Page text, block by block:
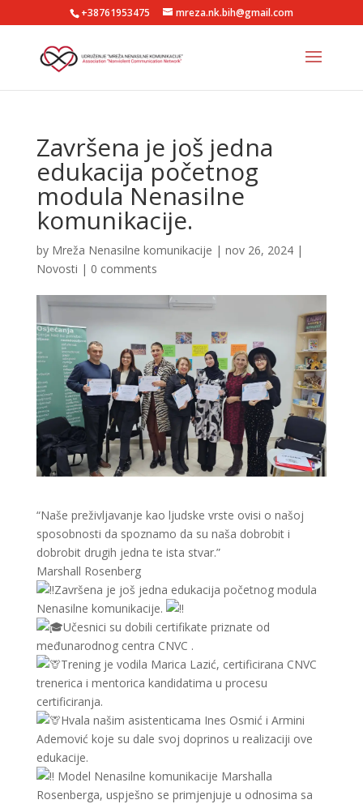
+38761953475 mreza.nk.bih@gmail.com
Završena je još jedna
edukacija početnog
modula Nenasilne
komunikacije.
by Mreža Nenasilne komunikacije | nov 26, 2024|
Novosti | 0 comments
“Naše preživljavanje kao ljudske vrste ovisi o našoj
sposobnosti da spoznamo da su naša dobrobit i
dobrobit drugih jedna te ista stvar.”
Marshall Rosenberg
Završena je još jedna edukacija početnog modula
Nenasilne komunikacije.
Učesnici su dobili certifikate priznate od
međunarodnog centra CNVC .
Trening je vodila Marica Lazić, certificirana CNVC
trenerica i mentorica kandidatima u procesu
certificiranja.
Hvala našim asistenticama Ines Osmić i Armini
Ademović koje su dale svoj doprinos u realizaciji ove
edukacije.
Model Nenasilne komunikacije Marshalla
Rosenberga, uspješno se primjenjuje u odnosima sa